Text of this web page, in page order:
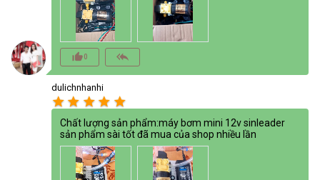
thumb_up_alt0 reply_all
dulichnhanhi
star star star star star
Chất lượng sản phẩm:máy bơm mini 12v sinleader
sản phẩm sài tốt đã mua của shop nhiều lần